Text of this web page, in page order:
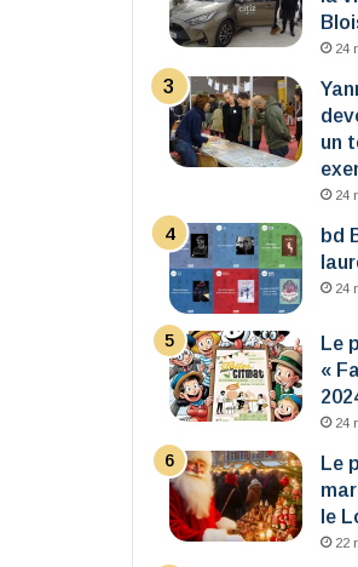
24
un
24
bd
24
Le
«
24
Le
le
22